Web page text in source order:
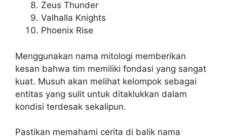
Zeus Thunder
Valhalla Knights
Phoenix Rise
Menggunakan nama mitologi memberikan
kesan bahwa tim memiliki fondasi yang sangat
kuat. Musuh akan melihat kelompok sebagai
entitas yang sulit untuk ditaklukkan dalam
kondisi terdesak sekalipun.
Pastikan memahami cerita di balik nama